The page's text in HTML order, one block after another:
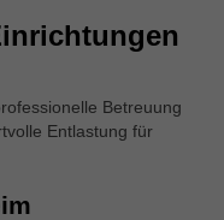
Betreuung
Entlastung für